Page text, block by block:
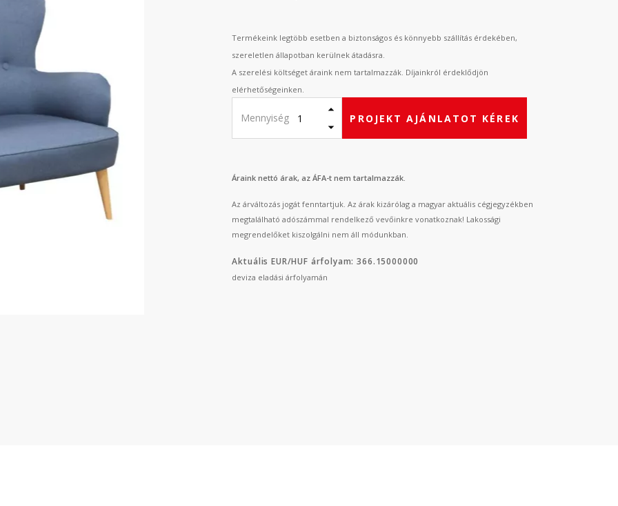
Termékeink legtöbb esetben a biztonságos és könnyebb szállítás érdekében,
szereletlen állapotban kerülnek átadásra.
A szerelési költséget áraink nem tartalmazzák. Díjainkról érdeklődjön
elérhetőségeinken.
Mennyiség PROJEKT AJÁNLATOT KÉREK
Áraink nettó árak, az ÁFA-t nem tartalmazzák.
Az árváltozás jogát fenntartjuk. Az árak kizárólag a magyar aktuális cégjegyzékben
megtalálható adószámmal rendelkező vevőinkre vonatkoznak! Lakossági
megrendelőket kiszolgálni nem áll módunkban.
Aktuális EUR/HUF árfolyam: 366.15000000
deviza eladási árfolyamán